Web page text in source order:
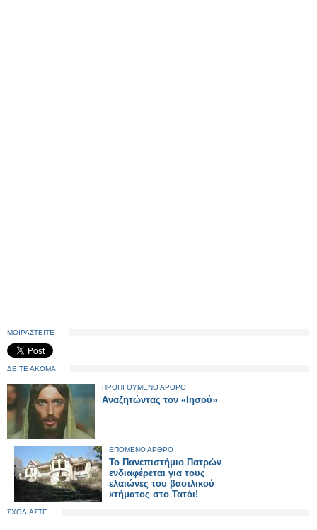
ΜΟΙΡΑΣΤΕΙΤΕ
ΔΕΙΤΕ ΑΚΟΜΑ
ΠΡΟΗΓΟΥΜΕΝΟ ΑΡΘΡΟ
Αναζητώντας τον «Ιησού»
ΕΠΟΜΕΝΟ ΑΡΘΡΟ
Το Πανεπιστήμιο Πατρών
ενδιαφέρεται για τους
ελαιώνες του βασιλικού
κτήματος στο Τατόι!
ΣΧΟΛΙΑΣΤΕ